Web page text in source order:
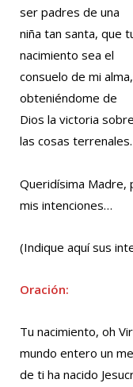
ser padres de una
niña tan santa, que
nacimiento sea el
consuelo de mi alma,
obteniéndome de
Dios la victoria
las cosas terrenales.
Queridísima
mis intenciones…
(Indique aquí sus
Oración:
Tu nacimiento, oh
mundo entero un
de ti ha nacido